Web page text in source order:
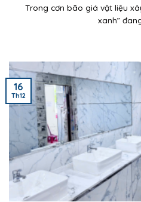
Trong cơn bão giá vật liệu
xanh”
16
Th12